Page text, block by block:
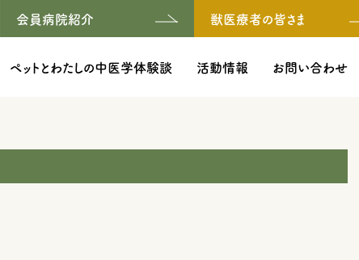
ペットとわたしの中医学体験談 活動情報 お問い合わせ
会員病院紹介 獣医療者の皆さま